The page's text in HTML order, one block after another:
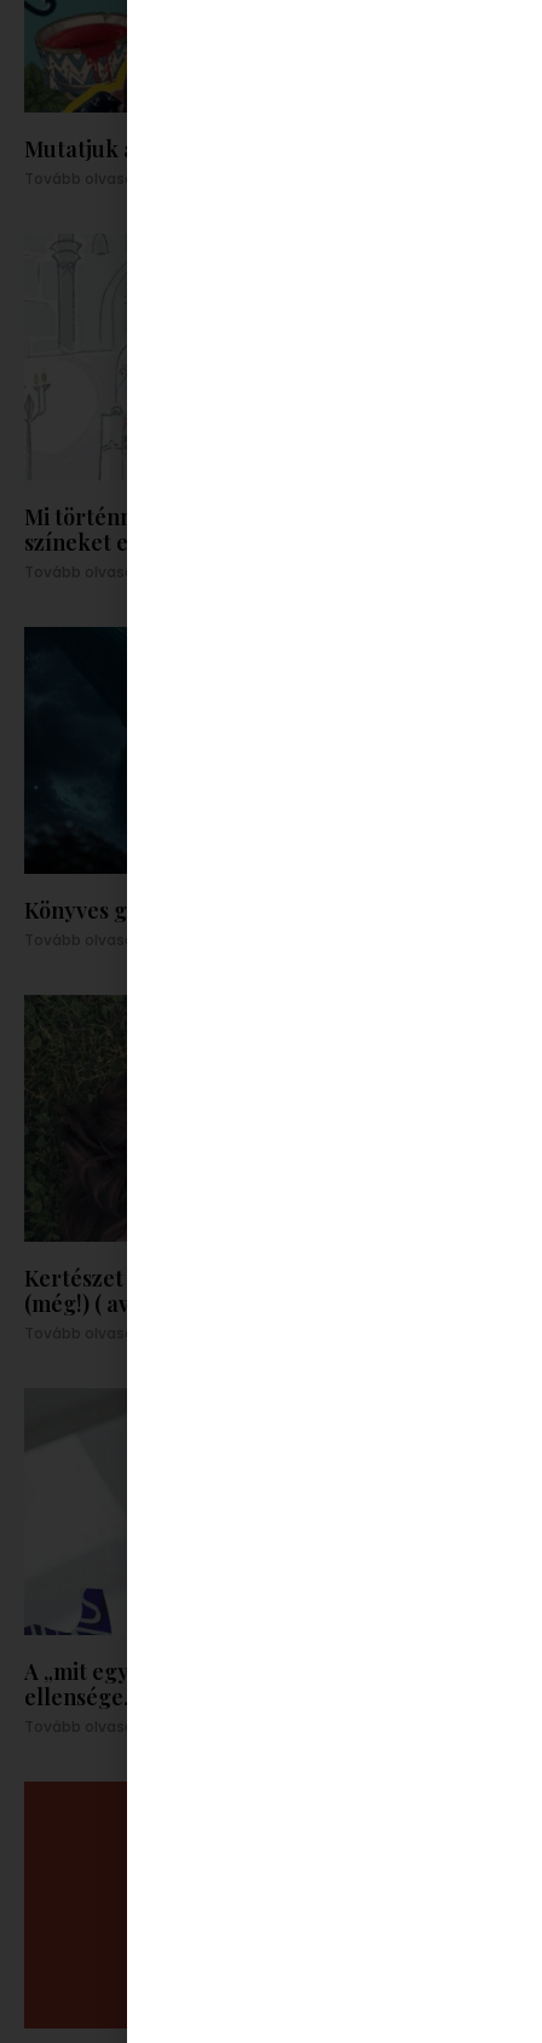
Mutatjuk az idei nyár kihagyhatatlan könyveit
Mi történne, ha hirtelen eltűnnének a színek? A
színeket evő király könyvből megtudhatod
Könyves gyomros: Bálnák közt, veled
Kertészet kezdőknek: Így nem lettem kiskertész
(még!) ( avagy könyvajánló)
A „mit együnk ma” kérdés minden nő
ellensége..volt